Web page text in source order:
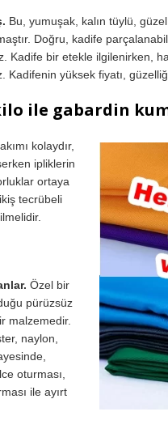
Bu, yumuşak, kalın tüylü,
Doğru, kadife
Kadife bir etekle ilgilenirken,
Kadifenin yüksek fiyatı,
ile gabardin
kolaydır,
ipliklerin
ortaya
tecrübeli
Özel bir
pürüzsüz
malzemedir.
naylon,
oturması,
ile ayırt